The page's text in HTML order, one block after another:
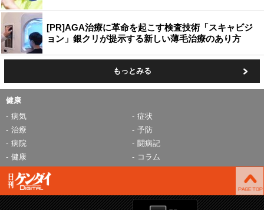
[PR]AGA治療に革命を起こす検査技術「スキャビジ
ョン」銀クリが提示する新しい薄毛治療のあり方
もっとみる
健康
病気
症状
治療
予防
病院
闘病記
健康
コラム